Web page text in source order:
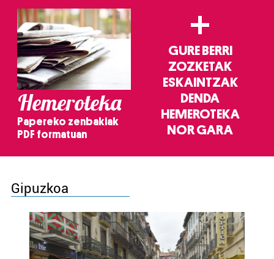
Hemeroteka
Papereko zenbakiak
PDF formatuan
+
GURE BERRI
ZOZKETAK
ESKAINTZAK
DENDA
HEMEROTEKA
NOR GARA
Gipuzkoa